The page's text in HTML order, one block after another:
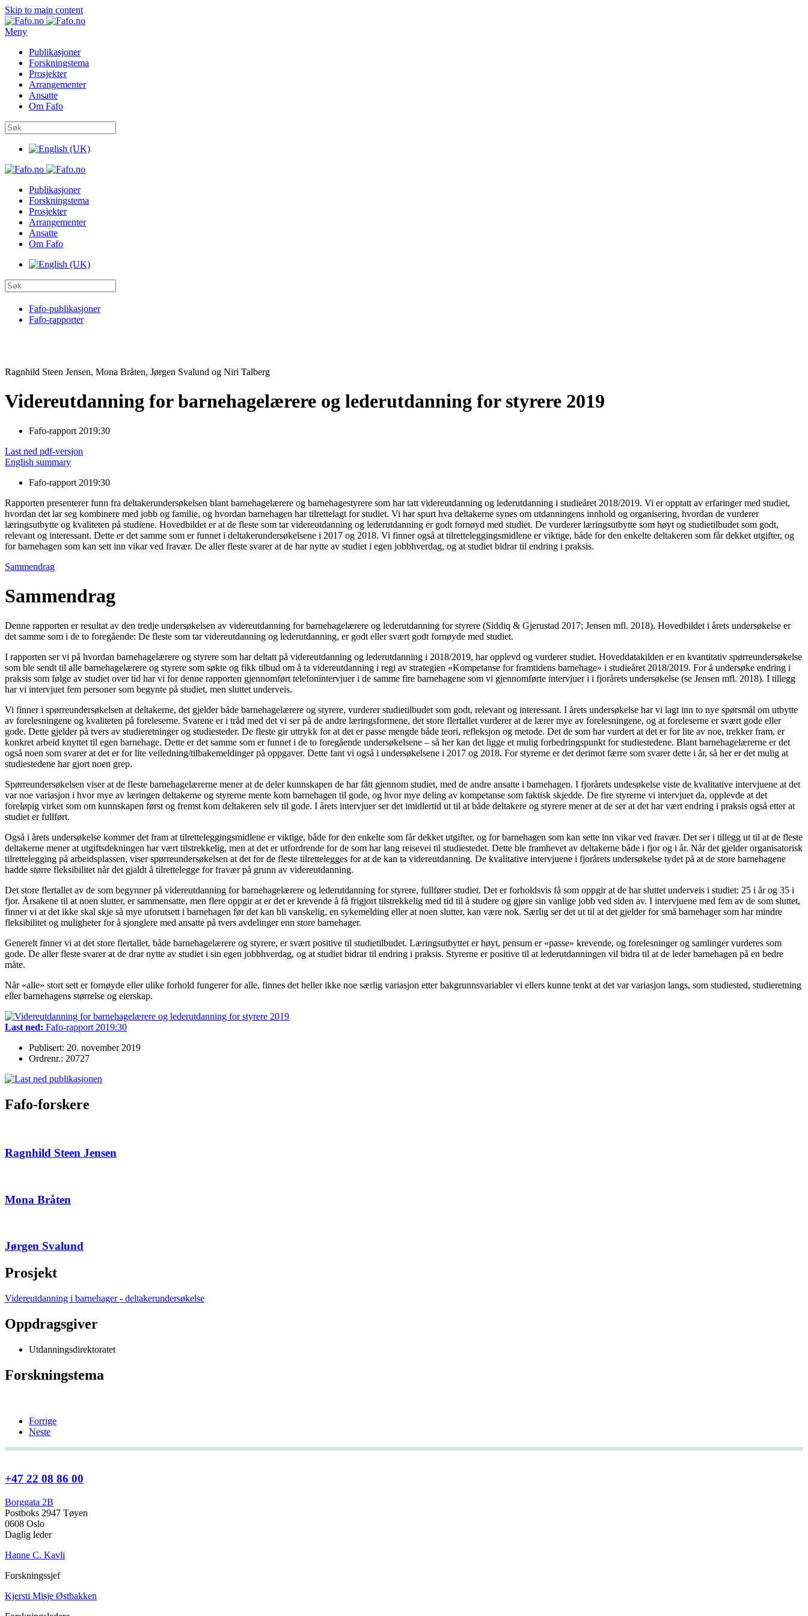
Skip to main content
Meny
Publikasjoner
Forskningstema
Prosjekter
Arrangementer
Ansatte
Om Fafo
Publikasjoner
Forskningstema
Prosjekter
Arrangementer
Ansatte
Om Fafo
Fafo-publikasjoner
Fafo-rapporter
Ragnhild Steen Jensen, Mona Bråten, Jørgen Svalund og Niri Talberg
Videreutdanning for barnehagelærere og lederutdanning for styrere 2019
Fafo-rapport 2019:30
Last ned pdf-versjon
English summary
Fafo-rapport 2019:30
Rapporten presenterer funn fra deltakerundersøkelsen blant barnehagelærere og barnehagestyrere som har tatt videreutdanning og lederutdanning i studieåret 2018/2019. Vi er opptatt av erfaringer med studiet,
hvordan det lar seg kombinere med jobb og familie, og hvordan barnehagen har tilrettelagt for studiet. Vi har spurt hva deltakerne synes om utdanningens innhold og organisering, hvordan de vurderer
læringsutbytte og kvaliteten på studiene. Hovedbildet er at de fleste som tar videreutdanning og lederutdanning er godt fornøyd med studiet. De vurderer læringsutbytte som høyt og studietilbudet som godt,
relevant og interessant. Dette er det samme som er funnet i deltakerundersøkelsene i 2017 og 2018. Vi finner også at tilretteleggingsmidlene er viktige, både for den enkelte deltakeren som får dekket utgifter, og
for barnehagen som kan sett inn vikar ved fravær. De aller fleste svarer at de har nytte av studiet i egen jobbhverdag, og at studiet bidrar til endring i praksis.
Sammendrag
Sammendrag
Denne rapporten er resultat av den tredje undersøkelsen av videreutdanning for barnehagelærere og lederutdanning for styrere (Siddiq & Gjerustad 2017; Jensen mfl. 2018). Hovedbildet i årets undersøkelse er
det samme som i de to foregående: De fleste som tar videreutdanning og lederutdanning, er godt eller svært godt fornøyde med studiet.
I rapporten ser vi på hvordan barnehagelærere og styrere som har deltatt på videreutdanning og lederutdanning i 2018/2019, har opplevd og vurderer studiet. Hoveddatakilden er en kvantitativ spørreundersøkelse
som ble sendt til alle barnehagelærere og styrere som søkte og fikk tilbud om å ta videreutdanning i regi av strategien «Kompetanse for framtidens barnehage» i studieåret 2018/2019. For å undersøke endring i
praksis som følge av studiet over tid har vi for denne rapporten gjennomført telefonintervjuer i de samme fire barnehagene som vi gjennomførte intervjuer i i fjorårets undersøkelse (se Jensen mfl. 2018). I tillegg
har vi intervjuet fem personer som begynte på studiet, men sluttet underveis.
Vi finner i spørreundersøkelsen at deltakerne, det gjelder både barnehagelærere og styrere, vurderer studietilbudet som godt, relevant og interessant. I årets undersøkelse har vi lagt inn to nye spørsmål om utbytte
av forelesningene og kvaliteten på foreleserne. Svarene er i tråd med det vi ser på de andre læringsformene, det store flertallet vurderer at de lærer mye av forelesningene, og at foreleserne er svært gode eller
gode. Dette gjelder på tvers av studieretninger og studiesteder. De fleste gir uttrykk for at det er passe mengde både teori, refleksjon og metode. Det de som har vurdert at det er for lite av noe, trekker fram, er
konkret arbeid knyttet til egen barnehage. Dette er det samme som er funnet i de to foregående undersøkelsene – så her kan det ligge et mulig forbedringspunkt for studiestedene. Blant barnehagelærerne er det
også noen som svarer at det er for lite veiledning/tilbakemeldinger på oppgaver. Dette fant vi også i undersøkelsene i 2017 og 2018. For styrerne er det derimot færre som svarer dette i år, så her er det mulig at
studiestedene har gjort noen grep.
Spørreundersøkelsen viser at de fleste barnehagelærerne mener at de deler kunnskapen de har fått gjennom studiet, med de andre ansatte i barnehagen. I fjorårets undesøkelse viste de kvalitative intervjuene at det
var noe variasjon i hvor mye av læringen deltakerne og styrerne mente kom barnehagen til gode, og hvor mye deling av kompetanse som faktisk skjedde. De fire styrerne vi intervjuet da, opplevde at det
foreløpig virket som om kunnskapen først og fremst kom deltakeren selv til gode. I årets intervjuer ser det imidlertid ut til at både deltakere og styrere mener at de ser at det har vært endring i praksis også etter at
studiet er fullført.
Også i årets undersøkelse kommer det fram at tilretteleggingsmidlene er viktige, både for den enkelte som får dekket utgifter, og for barnehagen som kan sette inn vikar ved fravær. Det ser i tillegg ut til at de fleste
deltakerne mener at utgiftsdekningen har vært tilstrekkelig, men at det er utfordrende for de som har lang reisevei til studiestedet. Dette ble framhevet av deltakerne både i fjor og i år. Når det gjelder organisatorisk
tilrettelegging på arbeidsplassen, viser spørreundersøkelsen at det for de fleste tilrettelegges for at de kan ta videreutdanning. De kvalitative intervjuene i fjorårets undersøkelse tydet på at de store barnehagene
hadde større fleksibilitet når det gjaldt å tilrettelegge for fravær på grunn av videreutdanning.
Det store flertallet av de som begynner på videreutdanning for barnehagelærere og lederutdanning for styrere, fullfører studiet. Det er forholdsvis få som oppgir at de har sluttet underveis i studiet: 25 i år og 35 i
fjor. Årsakene til at noen slutter, er sammensatte, men flere oppgir at er det er krevende å få frigjort tilstrekkelig med tid til å studere og gjøre sin vanlige jobb ved siden av. I intervjuene med fem av de som sluttet,
finner vi at det ikke skal skje så mye uforutsett i barnehagen før det kan bli vanskelig, en sykemelding eller at noen slutter, kan være nok. Særlig ser det ut til at det gjelder for små barnehager som har mindre
fleksibilitet og muligheter for å sjonglere med ansatte på tvers avdelinger enn store barnehager.
Generelt finner vi at det store flertallet, både barnehagelærere og styrere, er svært positive til studietilbudet. Læringsutbyttet er høyt, pensum er «passe» krevende, og forelesninger og samlinger vurderes som
gode. De aller fleste svarer at de drar nytte av studiet i sin egen jobbhverdag, og at studiet bidrar til endring i praksis. Styrerne er positive til at lederutdanningen vil bidra til at de leder barnehagen på en bedre
måte.
Når «alle» stort sett er fornøyde eller ulike forhold fungerer for alle, finnes det heller ikke noe særlig variasjon etter bakgrunnsvariabler vi ellers kunne tenkt at det var variasjon langs, som studiested, studieretning
eller barnehagens størrelse og eierskap.
Last ned: Fafo-rapport 2019:30
Publisert: 20. november 2019
Ordrenr.: 20727
Fafo-forskere
Ragnhild Steen Jensen
Mona Bråten
Jørgen Svalund
Prosjekt
Videreutdanning i barnehager - deltakerundersøkelse
Oppdragsgiver
Utdanningsdirektoratet
Forskningstema
Forrige
Neste
+47 22 08 86 00
Borggata 2B
Postboks 2947 Tøyen
0608 Oslo
Daglig leder
Hanne C. Kavli
Forskningssjef
Kjersti Misje Østbakken